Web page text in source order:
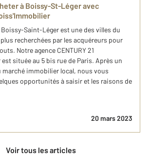
à Boissy-St-Léger avec
Boissy-Saint-Léger est une des villes du
recherchées par les acquéreurs pour
Notre agence CENTURY 21
située au 5 bis rue de Paris. Après un
marché immobilier local, nous vous
opportunités à saisir et les raisons de
20 mars 2023
Voir tous les articles